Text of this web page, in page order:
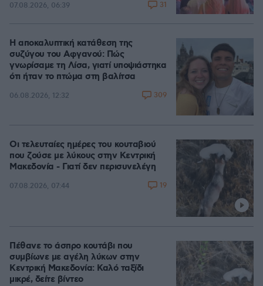
07.08.2026, 06:39 31
Η αποκαλυπτική κατάθεση της
συζύγου του Αφγανού: Πώς
γνωρίσαμε τη Λίσα, γιατί υποψιάστηκα
ότι ήταν το πτώμα στη βαλίτσα
06.08.2026, 12:32 309
Οι τελευταίες ημέρες του κουταβιού
που ζούσε με λύκους στην Κεντρική
Μακεδονία - Γιατί δεν περισυνελέγη
07.08.2026, 07:44 19
Πέθανε το άσπρο κουτάβι που
συμβίωνε με αγέλη λύκων στην
Κεντρική Μακεδονία: Καλό ταξίδι
μικρέ, δείτε βίντεο